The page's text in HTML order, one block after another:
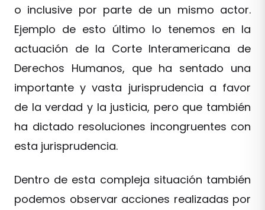
o inclusive por parte de un mismo actor.
Ejemplo de esto último lo tenemos en la
actuación de la Corte Interamericana de
Derechos Humanos, que ha sentado una
importante y vasta jurisprudencia a favor
de la verdad y la justicia, pero que también
ha dictado resoluciones incongruentes con
esta jurisprudencia.
Dentro de esta compleja situación también
podemos observar acciones realizadas por